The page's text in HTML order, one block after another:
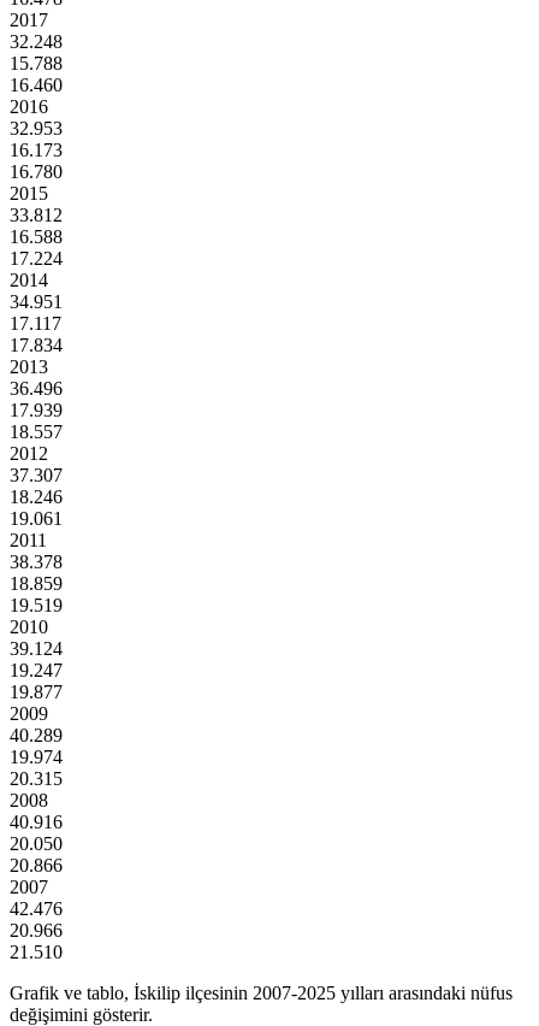
2017
32.248
15.788
16.460
2016
32.953
16.173
16.780
2015
33.812
16.588
17.224
2014
34.951
17.117
17.834
2013
36.496
17.939
18.557
2012
37.307
18.246
19.061
2011
38.378
18.859
19.519
2010
39.124
19.247
19.877
2009
40.289
19.974
20.315
2008
40.916
20.050
20.866
2007
42.476
20.966
21.510
Grafik ve tablo, İskilip ilçesinin 2007-2025 yılları arasındaki nüfus
değişimini gösterir.